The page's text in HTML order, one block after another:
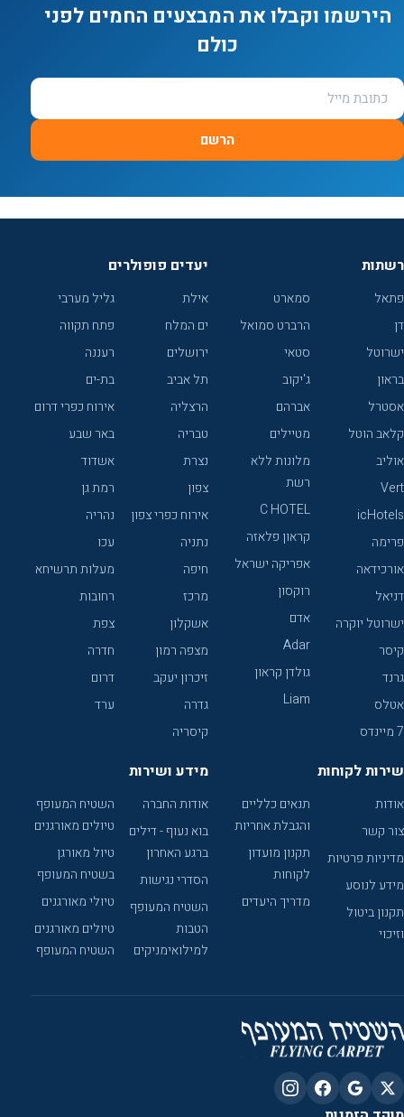
הירשמו וקבלו את המבצעים החמים לפני
כולם
הרשם
רשתות
פתאל
דן
ישרוטל
בראון
אסטרל
קלאב הוטל
אוליב
Vert
icHotels
פרימה
אורכידאה
דניאל
ישרוטל יוקרה
קיסר
גרנד
אטלס
7 מיינדס
סמארט
הרברט סמואל
סטאי
ג'יקוב
אברהם
מטיילים
מלונות ללא
רשת
C HOTEL
קראון פלאזה
אפריקה ישראל
רוקסון
אדם
Adar
גולדן קראון
Liam
יעדים פופולרים
אילת
ים המלח
ירושלים
תל אביב
הרצליה
טבריה
נצרת
צפון
אירוח כפרי צפון
נתניה
חיפה
מרכז
אשקלון
מצפה רמון
זיכרון יעקב
גדרה
קיסריה
גליל מערבי
פתח תקווה
רעננה
בת-ים
אירוח כפרי דרום
באר שבע
אשדוד
רמת גן
נהריה
עכו
מעלות תרשיחא
רחובות
צפת
חדרה
דרום
ערד
שירות לקוחות
אודות
צור קשר
מדיניות פרטיות
מידע לנוסע
תקנון ביטול
וזיכוי
תנאים כלליים
והגבלת אחריות
תקנון מועדון
לקוחות
מדריך היעדים
מידע ושירות
אודות החברה
בוא נעוף - דילים
ברגע האחרון
הסדרי נגישות
השטיח המעופף
הטבות
למילואימניקים
השטיח המעופף
טיולים מאורגנים
טיול מאורגן
בשטיח המעופף
טיולי מאורגנים
טיולים מאורגנים
השטיח המעופף